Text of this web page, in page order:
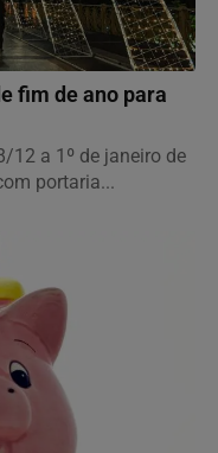
fim de ano para
12 a 1º de janeiro de
portaria...